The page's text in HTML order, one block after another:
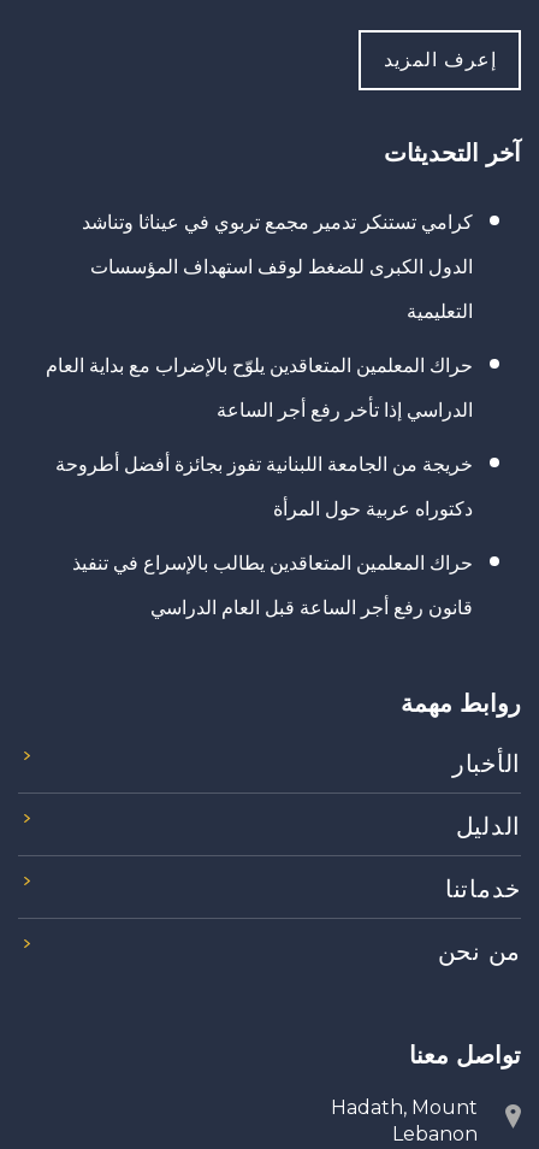
إعرف المزيد
آخر التحديثات
كرامي تستنكر تدمير مجمع تربوي في عيناثا وتناشد
الدول الكبرى للضغط لوقف استهداف المؤسسات
التعليمية
حراك المعلمين المتعاقدين يلوّح بالإضراب مع بداية العام
الدراسي إذا تأخر رفع أجر الساعة
خريجة من الجامعة اللبنانية تفوز بجائزة أفضل أطروحة
دكتوراه عربية حول المرأة
حراك المعلمين المتعاقدين يطالب بالإسراع في تنفيذ
قانون رفع أجر الساعة قبل العام الدراسي
روابط مهمة
الأخبار
الدليل
خدماتنا
من نحن
تواصل معنا
Hadath, Mount
Lebanon